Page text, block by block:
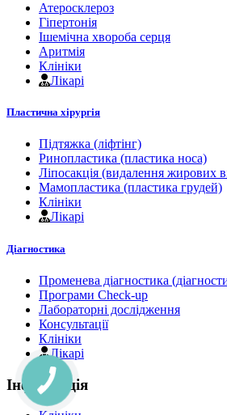
Атеросклероз
Гіпертонія
Ішемічна хвороба серця
Аритмія
Клініки
Лікарі
Пластична хірургія
Підтяжка (ліфтінг)
Ринопластика (пластика носа)
Ліпосакція (видалення жирових
Мамопластика (пластика грудей)
Клініки
Лікарі
Діагностика
Променева діагностика
Програми Check-up
Лабораторні дослідження
Консультації
Клініки
Лікарі
Інформація